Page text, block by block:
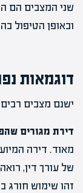
שני המצבים הם
ובאופן הטיפול
דוגמאות
ישנם מצבים
דירת מגורים
מאוד. דירה
של עורך דין,
זהו שימוש חורג